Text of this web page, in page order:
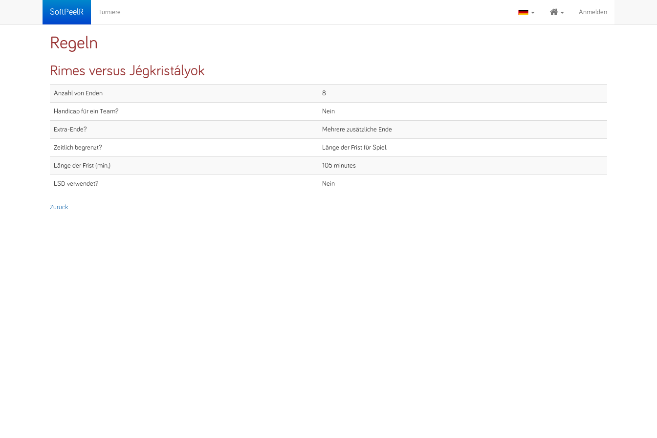
SoftPeelR Turniere Anmelden
Regeln
Rimes versus Jégkristályok
Anzahl von Enden 8
Handicap für ein Team? Nein
Extra-Ende? Mehrere zusätzliche Ende
Zeitlich begrenzt? Länge der Frist für Spiel.
Länge der Frist (min.) 105 minutes
LSD verwendet? Nein
Zurück